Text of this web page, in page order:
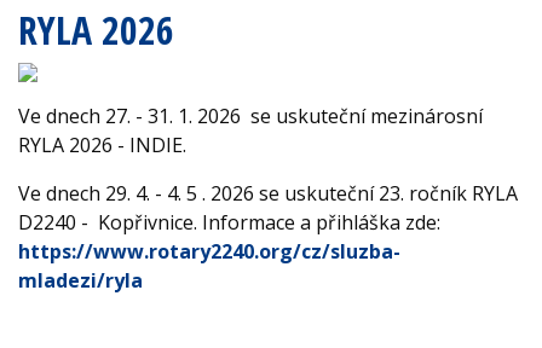
RYLA 2026
Ve dnech 27. - 31. 1. 2026 se uskuteční mezinárosní
RYLA 2026 - INDIE.
Ve dnech 29. 4. - 4. 5 . 2026 se uskuteční 23. ročník RYLA
D2240 - Kopřivnice. Informace a přihláška zde:
https://www.rotary2240.org/cz/sluzba-
mladezi/ryla